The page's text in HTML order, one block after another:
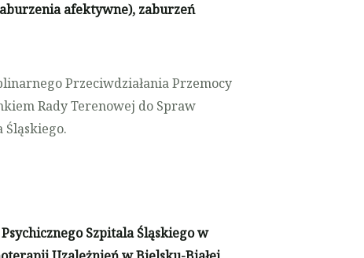
afektywne), zaburzeń
Przeciwdziałania Przemocy
Rady Terenowej do Spraw
Śląskiego.
Szpitala Śląskiego w